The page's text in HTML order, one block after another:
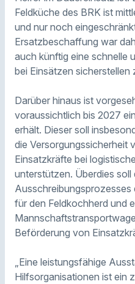
Feldküche des BRK ist
und nur noch
Ersatzbeschaffung war
auch künftig eine schnelle
bei Einsätzen sicherstellen
Darüber hinaus ist
voraussichtlich bis 2027
erhält. Dieser soll
die Versorgungssicherheit
Einsatzkräfte bei
unterstützen. Überdies
für den Feldkochherd und
Beförderung von
„Eine leistungsfähige
Hilfsorganisationen ist ein